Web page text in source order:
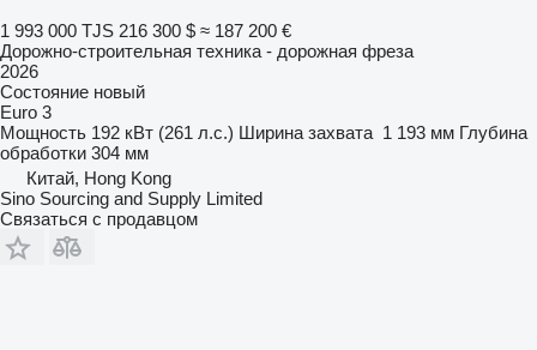
1 993 000 TJS 216 300 $ ≈ 187 200 €
Дорожно-строительная техника - дорожная фреза
2026
Состояние новый
Euro 3
Мощность 192 кВт (261 л.с.) Ширина захвата 1 193 мм Глубина
обработки 304 мм
Китай, Hong Kong
Sino Sourcing and Supply Limited
Связаться с продавцом